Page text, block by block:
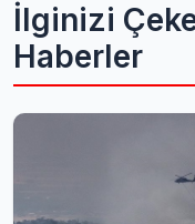
İlginizi
Haberler